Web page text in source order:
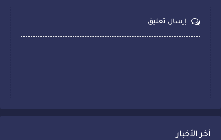
إرسال تعليق
أخر الأخبار